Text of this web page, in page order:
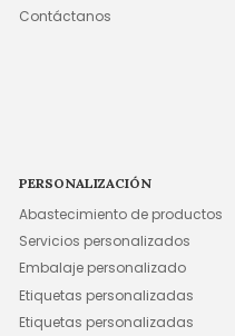
Contáctanos
PERSONALIZACIÓN
Abastecimiento de productos
Servicios personalizados
Embalaje personalizado
Etiquetas personalizadas
Etiquetas personalizadas